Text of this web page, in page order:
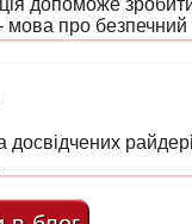
про безпечний